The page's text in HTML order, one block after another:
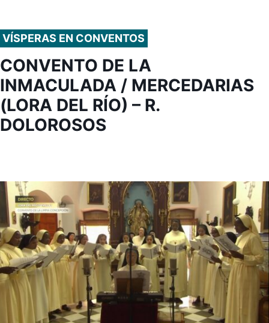
VÍSPERAS EN CONVENTOS
CONVENTO DE LA
INMACULADA / MERCEDARIAS
(LORA DEL RÍO) – R.
DOLOROSOS